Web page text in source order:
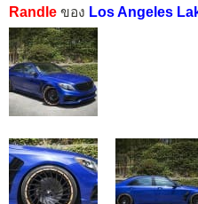
Randle ของ Los Angeles